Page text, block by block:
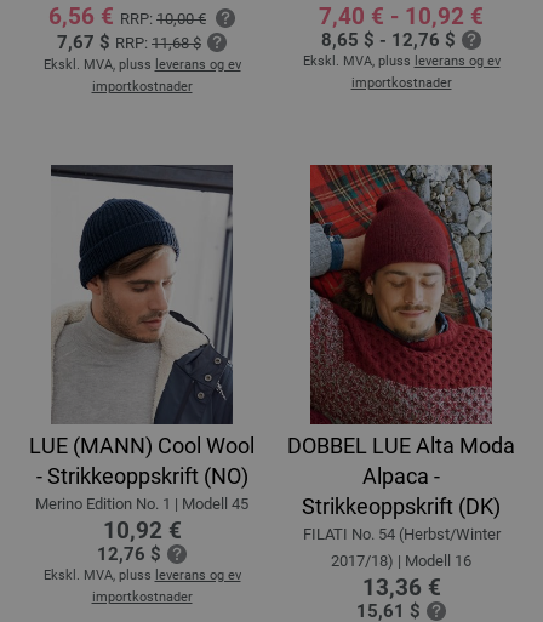
6,56 € RRP: 10,00 €
7,67 $ RRP: 11,68 $
Ekskl. MVA, pluss leverans og ev
importkostnader
7,40 € - 10,92 €
8,65 $ - 12,76 $
Ekskl. MVA, pluss leverans og ev
importkostnader
LUE (MANN) Cool Wool
- Strikkeoppskrift (NO)
Merino Edition No. 1 | Modell 45
10,92 €
12,76 $
Ekskl. MVA, pluss leverans og ev
importkostnader
DOBBEL LUE Alta Moda
Alpaca -
Strikkeoppskrift (DK)
FILATI No. 54 (Herbst/Winter
2017/18) | Modell 16
13,36 €
15,61 $